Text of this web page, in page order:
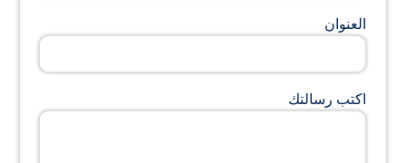
العنوان
اكتب رسالتك